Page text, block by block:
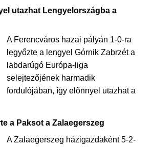
utazhat Lengyelországba a
A Ferencváros hazai pályán 1-0-ra
legyőzte a lengyel Górnik Zabrzét a
labdarúgó Európa-liga
selejtezőjének harmadik
fordulójában, így előnnyel utazhat a
a Paksot a Zalaegerszeg
A Zalaegerszeg házigazdaként 5-2-